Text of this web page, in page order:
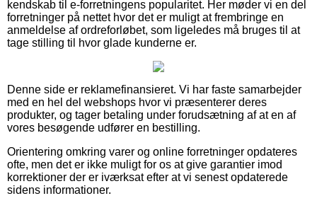
kendskab til e-forretningens popularitet. Her møder vi en del
forretninger på nettet hvor det er muligt at frembringe en
anmeldelse af ordreforløbet, som ligeledes må bruges til at
tage stilling til hvor glade kunderne er.
Denne side er reklamefinansieret. Vi har faste samarbejder
med en hel del webshops hvor vi præsenterer deres
produkter, og tager betaling under forudsætning af at en af
vores besøgende udfører en bestilling.
Orientering omkring varer og online forretninger opdateres
ofte, men det er ikke muligt for os at give garantier imod
korrektioner der er iværksat efter at vi senest opdaterede
sidens informationer.